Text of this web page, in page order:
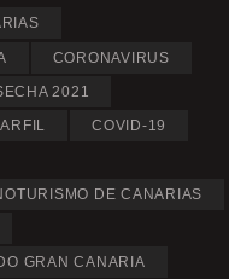
CORONAVIRUS
2021
COVID-19
DE CANARIAS
GRAN CANARIA